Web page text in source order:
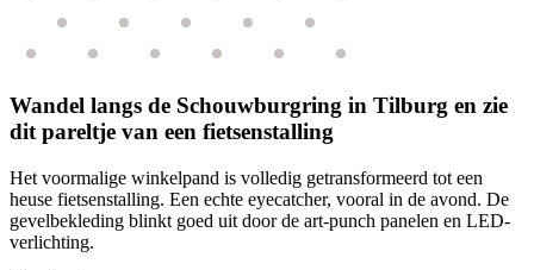
Wandel langs de Schouwburgring in Tilburg en zie
dit pareltje van een fietsenstalling
Het voormalige winkelpand is volledig getransformeerd tot een
heuse fietsenstalling. Een echte eyecatcher, vooral in de avond. De
gevelbekleding blinkt goed uit door de art-punch panelen en LED-
verlichting.